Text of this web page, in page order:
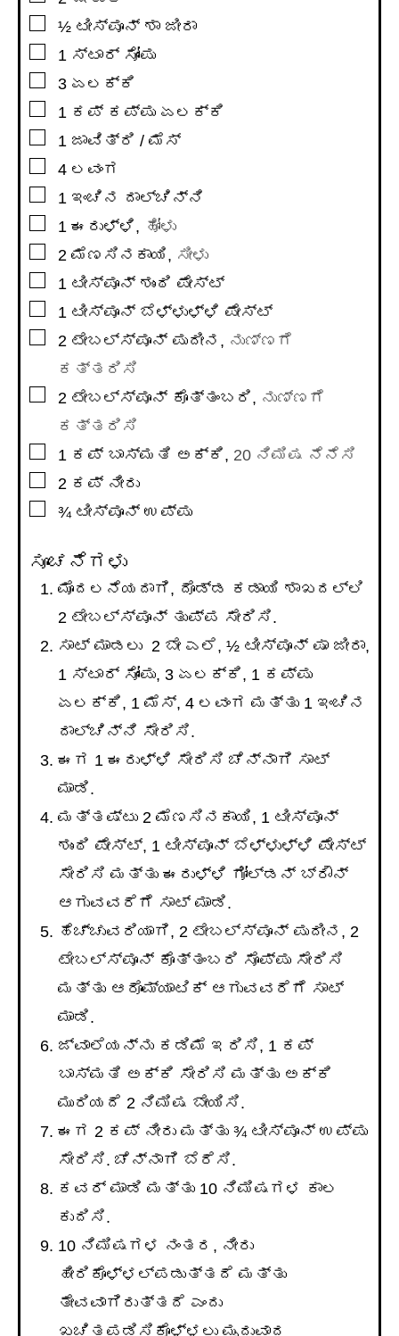
▢½ ಟೀಸ್ಪೂನ್ ಶಾ ಜೀರಾ
▢1 ಸ್ಟಾರ್ ಸೋಂಪು
▢3 ಏಲಕ್ಕಿ
▢1 ಕಪ್ ಕಪ್ಪು ಏಲಕ್ಕಿ
▢1 ಜಾವಿತ್ರಿ / ಮೆಸ್
▢4 ಲವಂಗ
▢1 ಇಂಚಿನ ದಾಲ್ಚಿನ್ನಿ
▢1 ಈರುಳ್ಳಿ, ಹೋಳು
▢2 ಮೆಣಸಿನಕಾಯಿ, ಸೀಳು
▢1 ಟೀಸ್ಪೂನ್ ಶುಂಠಿ ಪೇಸ್ಟ್
▢1 ಟೀಸ್ಪೂನ್ ಬೆಳ್ಳುಳ್ಳಿ ಪೇಸ್ಟ್
▢2 ಟೇಬಲ್ಸ್ಪೂನ್ ಪುದೀನ , ನುಣ್ಣಗೆ
ಕತ್ತರಿಸಿ
▢2 ಟೇಬಲ್ಸ್ಪೂನ್ ಕೊತ್ತಂಬರಿ, ನುಣ್ಣಗೆ
ಕತ್ತರಿಸಿ
▢1 ಕಪ್ ಬಾಸ್ಮತಿ ಅಕ್ಕಿ, 20 ನಿಮಿಷ ನೆನೆಸಿ
▢2 ಕಪ್ ನೀರು
▢¾ ಟೀಸ್ಪೂನ್ ಉಪ್ಪು
ಸೂಚನೆಗಳು
ಮೊದಲನೆಯದಾಗಿ, ದೊಡ್ಡ ಕಡಾಯಿ ಶಾಖದಲ್ಲಿ
2 ಟೇಬಲ್ಸ್ಪೂನ್ ತುಪ್ಪ ಸೇರಿಸಿ.
ಸಾಟ್ ಮಾಡಲು 2 ಬೇ ಎಲೆ, ½ ಟೀಸ್ಪೂನ್ ಷಾ ಜೀರಾ,
1 ಸ್ಟಾರ್ ಸೋಂಪು, 3 ಏಲಕ್ಕಿ, 1 ಕಪ್ಪು
ಏಲಕ್ಕಿ, 1 ಮೆಸ್, 4 ಲವಂಗ ಮತ್ತು 1 ಇಂಚಿನ
ದಾಲ್ಚಿನ್ನಿ ಸೇರಿಸಿ.
ಈಗ 1 ಈರುಳ್ಳಿ ಸೇರಿಸಿ ಚೆನ್ನಾಗಿ ಸಾಟ್
ಮಾಡಿ.
ಮತ್ತಷ್ಟು 2 ಮೆಣಸಿನಕಾಯಿ, 1 ಟೀಸ್ಪೂನ್
ಶುಂಠಿ ಪೇಸ್ಟ್, 1 ಟೀಸ್ಪೂನ್ ಬೆಳ್ಳುಳ್ಳಿ ಪೇಸ್ಟ್
ಸೇರಿಸಿ ಮತ್ತು ಈರುಳ್ಳಿ ಗೋಲ್ಡನ್ ಬ್ರೌನ್
ಆಗುವವರೆಗೆ ಸಾಟ್ ಮಾಡಿ.
ಹೆಚ್ಚುವರಿಯಾಗಿ, 2 ಟೇಬಲ್ಸ್ಪೂನ್ ಪುದೀನ, 2
ಟೇಬಲ್ಸ್ಪೂನ್ ಕೊತ್ತಂಬರಿ ಸೊಪ್ಪು ಸೇರಿಸಿ
ಮತ್ತು ಆರೊಮ್ಯಾಟಿಕ್ ಆಗುವವರೆಗೆ ಸಾಟ್
ಮಾಡಿ.
ಜ್ವಾಲೆಯನ್ನು ಕಡಿಮೆ ಇರಿಸಿ, 1 ಕಪ್
ಬಾಸ್ಮತಿ ಅಕ್ಕಿ ಸೇರಿಸಿ ಮತ್ತು ಅಕ್ಕಿ
ಮುರಿಯದೆ 2 ನಿಮಿಷ ಬೇಯಿಸಿ.
ಈಗ 2 ಕಪ್ ನೀರು ಮತ್ತು ¾ ಟೀಸ್ಪೂನ್ ಉಪ್ಪು
ಸೇರಿಸಿ. ಚೆನ್ನಾಗಿ ಬೆರೆಸಿ.
ಕವರ್ ಮಾಡಿ ಮತ್ತು 10 ನಿಮಿಷಗಳ ಕಾಲ
ಕುದಿಸಿ.
10 ನಿಮಿಷಗಳ ನಂತರ, ನೀರು
ಹೀರಿಕೊಳ್ಳಲ್ಪಡುತ್ತದೆ ಮತ್ತು
ತೇವವಾಗಿರುತ್ತದೆ ಎಂದು
ಖಚಿತಪಡಿಸಿಕೊಳ್ಳಲು ಮೃದುವಾದ